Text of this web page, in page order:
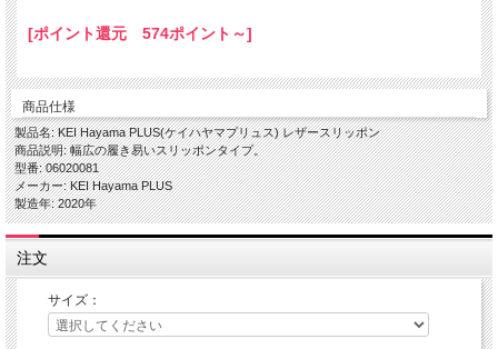
[ポイント還元 574ポイント～]
商品仕様
製品名: KEI Hayama PLUS(ケイハヤマプリュス) レザースリッポン
商品説明: 幅広の履き易いスリッポンタイプ。
型番: 06020081
メーカー: KEI Hayama PLUS
製造年: 2020年
注文
サイズ：